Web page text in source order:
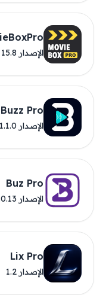
الإصدار 15.8
Buzz Pro
الإصدار 1.1.0
Buz Pro
الإصدار 1.0.13
Lix Pro
الإصدار 1.2